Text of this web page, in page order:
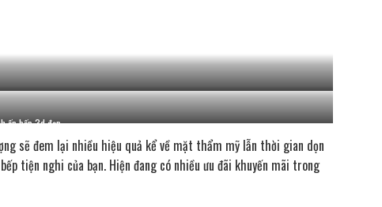
ốp bếp 3d đẹp
sẽ đem lại nhiều hiệu quả kể về mặt thẩm mỹ lẫn thời gian dọn
tiện nghi của bạn. Hiện đang có nhiều ưu đãi khuyến mãi trong